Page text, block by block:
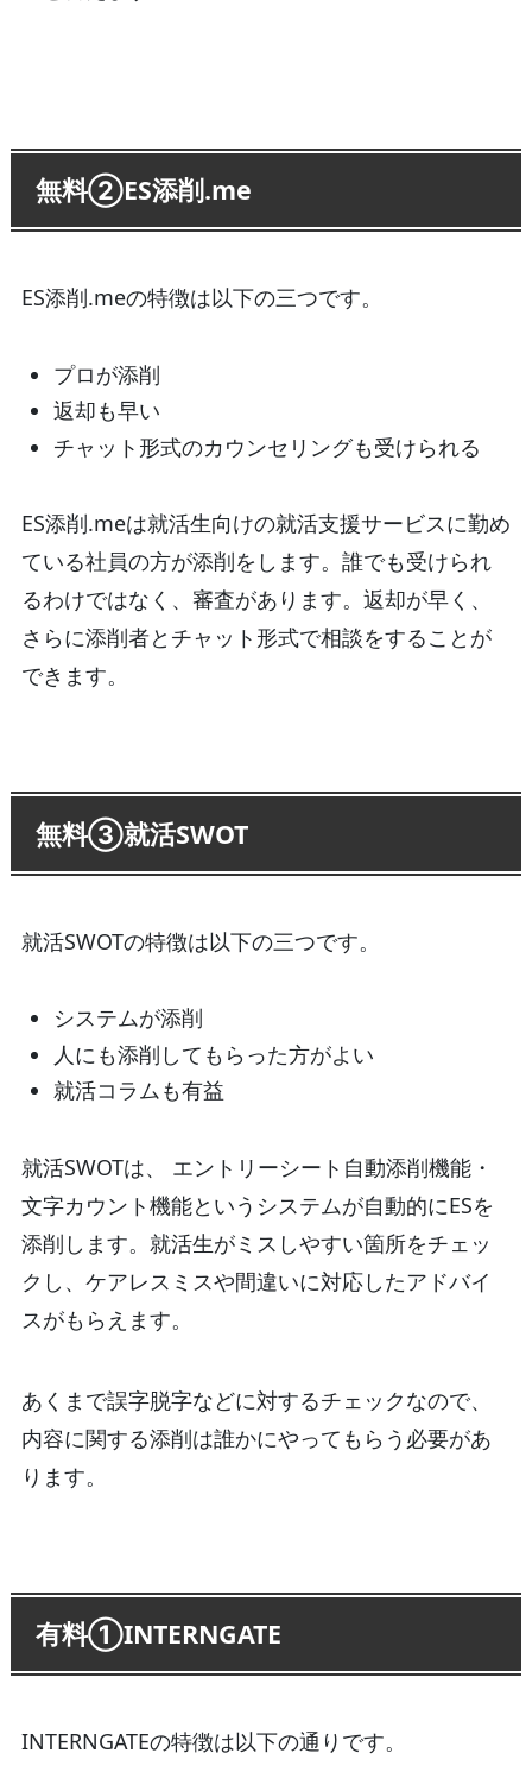
無料②ES添削.me
ES添削.meの特徴は以下の三つです。
プロが添削
返却も早い
チャット形式のカウンセリングも受けられる
ES添削.meは就活生向けの就活支援サービスに勤め
ている社員の方が添削をします。誰でも受けられ
るわけではなく、審査があります。返却が早く、
さらに添削者とチャット形式で相談をすることが
できます。
無料③就活SWOT
就活SWOTの特徴は以下の三つです。
システムが添削
人にも添削してもらった方がよい
就活コラムも有益
就活SWOTは、 エントリーシート自動添削機能・
文字カウント機能というシステムが自動的にESを
添削します。就活生がミスしやすい箇所をチェッ
クし、ケアレスミスや間違いに対応したアドバイ
スがもらえます。
あくまで誤字脱字などに対するチェックなので、
内容に関する添削は誰かにやってもらう必要があ
ります。
有料①INTERNGATE
INTERNGATEの特徴は以下の通りです。